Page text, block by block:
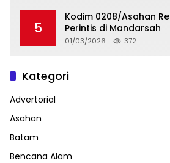
5
Kodim 0208/Asahan
Perintis di Mandarsah
01/03/2026 372
Kategori
Advertorial
Asahan
Batam
Bencana Alam